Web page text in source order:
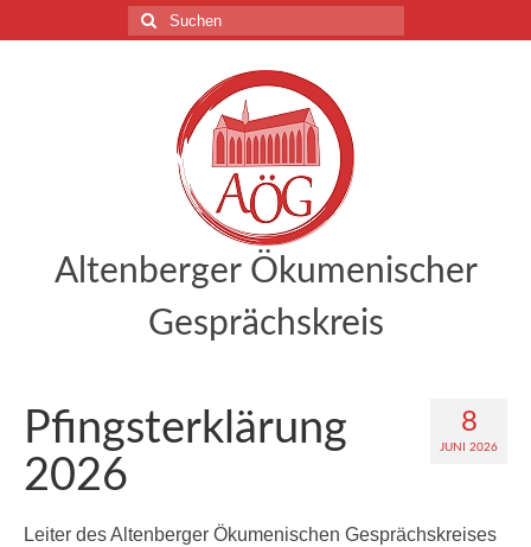
Suchen
nach:
Altenberger Ökumenischer
Gesprächskreis
8
JUNI 2026
Pfingsterklärung
2026
Leiter des Altenberger Ökumenischen Gesprächskreises